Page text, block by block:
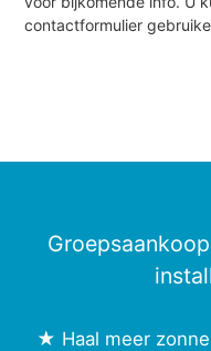
contactformulier
★ Haal meer